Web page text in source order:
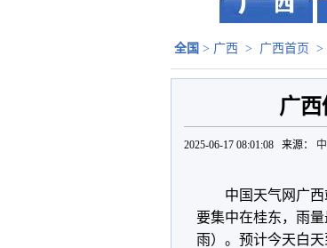
全国 > 广西 > 广西首页 >
广
2025-06-17 08:01:08 来源：
中国天气网广
要集中在桂东，雨
雨）。预计今天白